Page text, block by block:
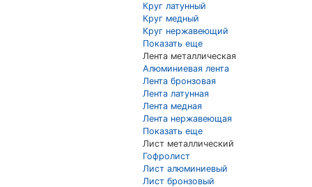
Круг латунный
Круг медный
Круг нержавеющий
Показать еще
Лента металлическая
Алюминиевая лента
Лента бронзовая
Лента латунная
Лента медная
Лента нержавеющая
Показать еще
Лист металлический
Гофролист
Лист алюминиевый
Лист бронзовый